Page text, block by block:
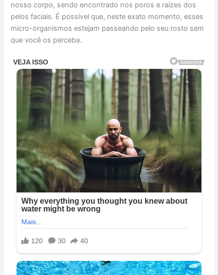
nosso corpo, sendo encontrado nos poros e raízes dos
pelos faciais. É possível que, neste exato momento, esses
micro-organismos estejam passeando pelo seu rosto sem
que você os perceba.